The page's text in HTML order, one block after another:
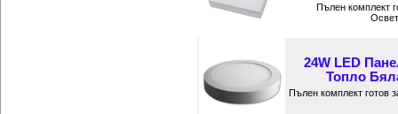
Пълен комплект
24W LED
Топло
Пълен комплект готов